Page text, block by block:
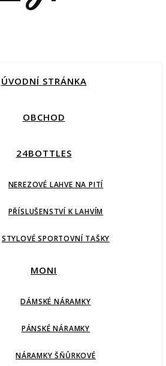
ÚVODNÍ STRÁNKA
OBCHOD
24BOTTLES
NEREZOVÉ LAHVE NA PITÍ
PŘÍSLUŠENSTVÍ K LAHVÍM
STYLOVÉ SPORTOVNÍ TAŠKY
MONI
DÁMSKÉ NÁRAMKY
PÁNSKÉ NÁRAMKY
NÁRAMKY ŠŇŮRKOVÉ